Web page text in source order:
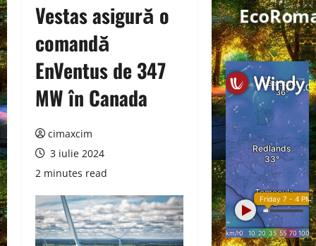
Vestas asigură o
comandă
EnVentus de 347
MW în Canada
cimaxcim
3 iulie 2024
2 minutes read